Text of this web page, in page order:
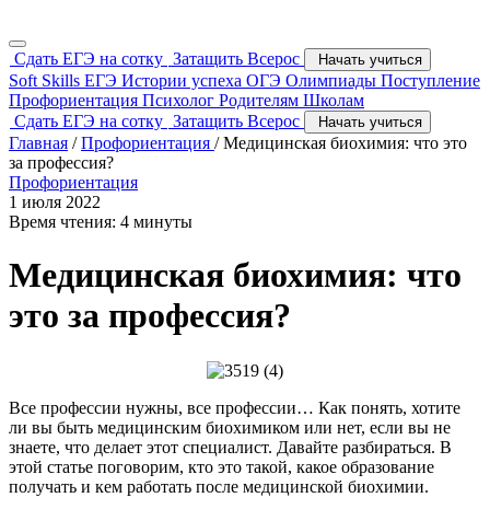
Сдать ЕГЭ на сотку Затащить Всерос Начать учиться
Soft Skills ЕГЭ Истории успеха ОГЭ Олимпиады Поступление
Профориентация Психолог Родителям Школам
Сдать ЕГЭ на сотку Затащить Всерос Начать учиться
Главная / Профориентация /Медицинская биохимия: что это
за профессия?
Профориентация
1 июля 2022
Время чтения: 4 минуты
Медицинская биохимия: что
это за профессия?
Все профессии нужны, все профессии… Как понять, хотите
ли вы быть медицинским биохимиком или нет, если вы не
знаете, что делает этот специалист. Давайте разбираться. В
этой статье поговорим, кто это такой, какое образование
получать и кем работать после медицинской биохимии.